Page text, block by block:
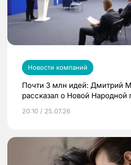
Новости компаний
Почти 3 млн идей: Дмитрий
рассказал о Новой
20:10 / 25.07.26